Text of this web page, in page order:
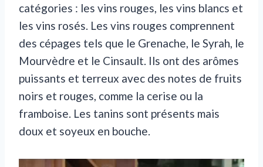
catégories : les vins rouges, les vins blancs et
les vins rosés. Les vins rouges comprennent
des cépages tels que le Grenache, le Syrah, le
Mourvèdre et le Cinsault. Ils ont des arômes
puissants et terreux avec des notes de fruits
noirs et rouges, comme la cerise ou la
framboise. Les tanins sont présents mais
doux et soyeux en bouche.